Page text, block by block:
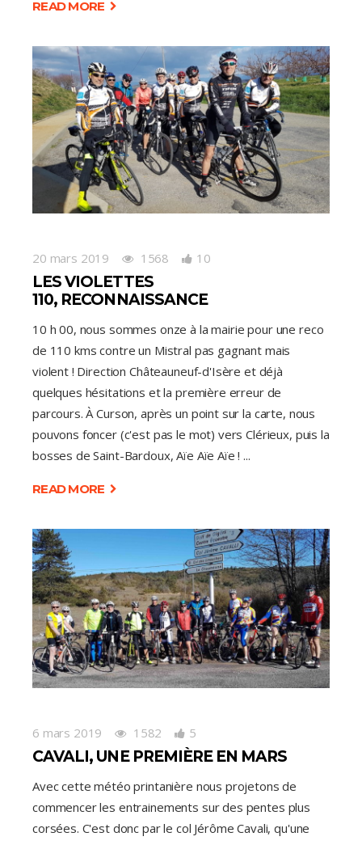
READ MORE
20 mars 2019 1568 10
LES VIOLETTES
110, RECONNAISSANCE
10 h 00, nous sommes onze à la mairie pour une reco
de 110 kms contre un Mistral pas gagnant mais
violent ! Direction Châteauneuf-d'Isère et déjà
quelques hésitations et la première erreur de
parcours. À Curson, après un point sur la carte, nous
pouvons foncer (c'est pas le mot) vers Clérieux, puis la
bosses de Saint-Bardoux, Aïe Aïe Aïe !
READ MORE
6 mars 2019 1582 5
CAVALI, UNE PREMIÈRE EN MARS
Avec cette météo printanière nous projetons de
commencer les entrainements sur des pentes plus
corsées. C'est donc par le col Jérôme Cavali, qu'une